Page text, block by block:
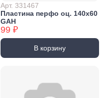
Арт. 331467
Пластина перфо оц. 140x60
GAH
99 ₽
В корзину